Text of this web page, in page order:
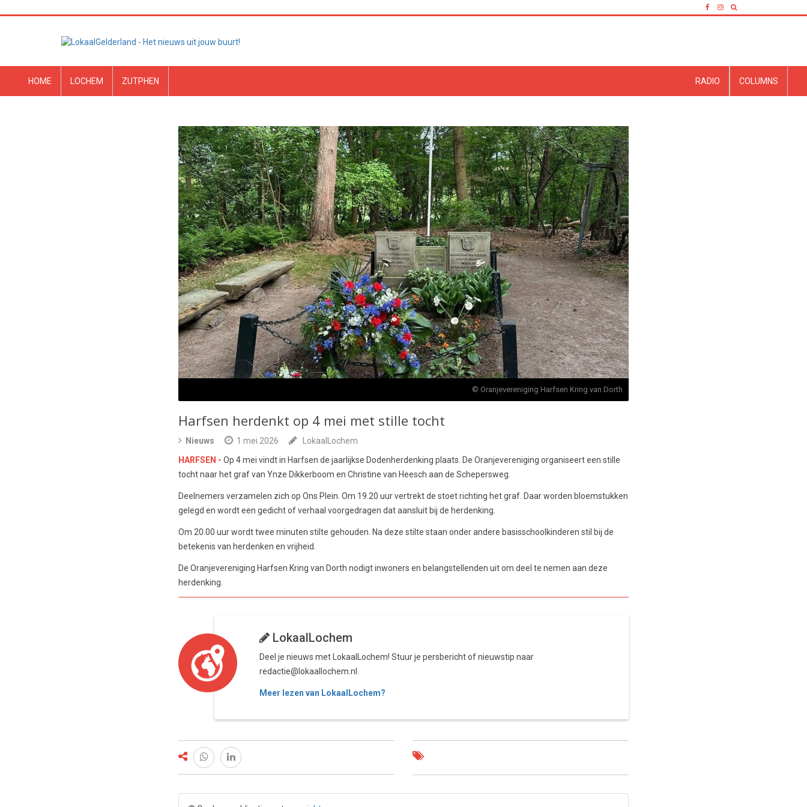
HOME LOCHEM ZUTPHEN COLUMNS
RADIO
© Oranjevereniging Harfsen Kring van Dorth
Harfsen herdenkt op 4 mei met stille tocht
Nieuws 1 mei 2026
LokaalLochem
HARFSEN - Op 4 mei vindt in Harfsen de jaarlijkse Dodenherdenking plaats. De Oranjevereniging organiseert een stille
tocht naar het graf van Ynze Dikkerboom en Christine van Heesch aan de Schepersweg.
Deelnemers verzamelen zich op Ons Plein. Om 19.20 uur vertrekt de stoet richting het graf. Daar worden bloemstukken
gelegd en wordt een gedicht of verhaal voorgedragen dat aansluit bij de herdenking.
Om 20.00 uur wordt twee minuten stilte gehouden. Na deze stilte staan onder andere basisschoolkinderen stil bij de
betekenis van herdenken en vrijheid.
De Oranjevereniging Harfsen Kring van Dorth nodigt inwoners en belangstellenden uit om deel te nemen aan deze
herdenking.
LokaalLochem
Deel je nieuws met LokaalLochem! Stuur je persbericht of nieuwstip naar
redactie@lokaallochem.nl.
Meer lezen van LokaalLochem?